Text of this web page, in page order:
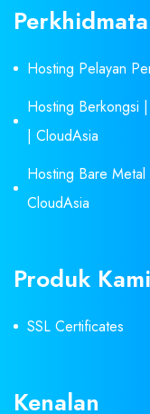
Hosting Pelayan
Hosting Berkongsi
| CloudAsia
Hosting Bare
CloudAsia
Produk Kami
SSL Certificates
Kenalan